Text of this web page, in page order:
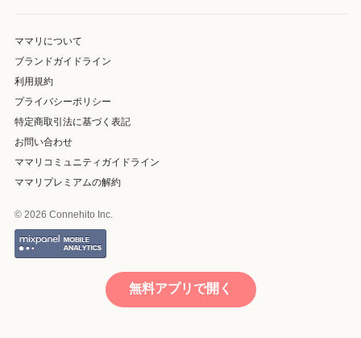
ママリについて
ブランドガイドライン
利用規約
プライバシーポリシー
特定商取引法に基づく表記
お問い合わせ
ママリコミュニティガイドライン
ママリプレミアムの解約
© 2026 Connehito Inc.
無料アプリで開く